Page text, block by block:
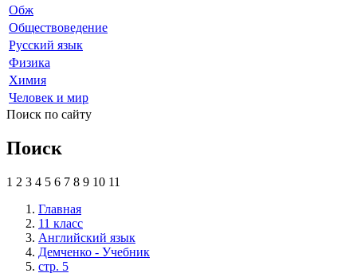
Обж
Обществоведение
Русский язык
Физика
Химия
Человек и мир
Поиск по сайту
Поиск
1 2 3 4 5 6 7 8 9 10 11
Главная
11 класс
Английский язык
Демченко - Учебник
стр. 5